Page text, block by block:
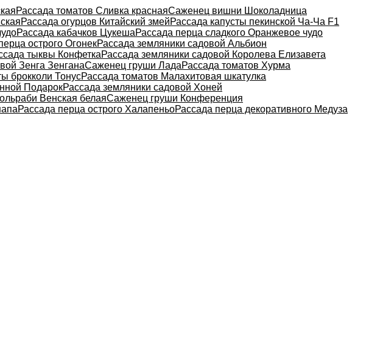
Рассада томатов Сливка краснаяСаженец вишни Шоколадница
Рассада огурцов Китайский змейРассада капусты пекинской Ча-Ча F1
Рассада кабачков ЦукешаРассада перца сладкого Оранжевое чудо
острого ОгонекРассада земляники садовой Альбион
тыквы КонфеткаРассада земляники садовой Королева Елизавета
Зенга ЗенганаСаженец груши ЛадаРассада томатов Хурма
брокколи ТонусРассада томатов Малахитовая шкатулка
ПодарокРассада земляники садовой Хоней
Венская белаяСаженец груши Конференция
Рассада перца острого ХалапеньоРассада перца декоративного Медуза